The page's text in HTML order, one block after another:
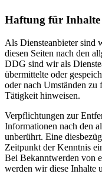
Haftung für Inhalte
Als Diensteanbieter sind
diesen Seiten nach den
DDG sind wir als
übermittelte oder
oder nach Umständen zu
Tätigkeit hinweisen.
Verpflichtungen zur
Informationen nach den
unberührt. Eine
Zeitpunkt der Kenntnis
Bei Bekanntwerden von
werden wir diese Inhalte